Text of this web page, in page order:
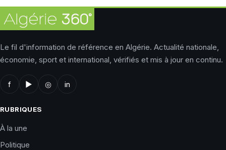
Le fil d'information de référence en Algérie. Actualité nationale,
économie, sport et international, vérifiés et mis à jour en continu.
f ▶ ◎ in
RUBRIQUES
À la une
Politique